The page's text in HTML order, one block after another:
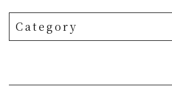
Category